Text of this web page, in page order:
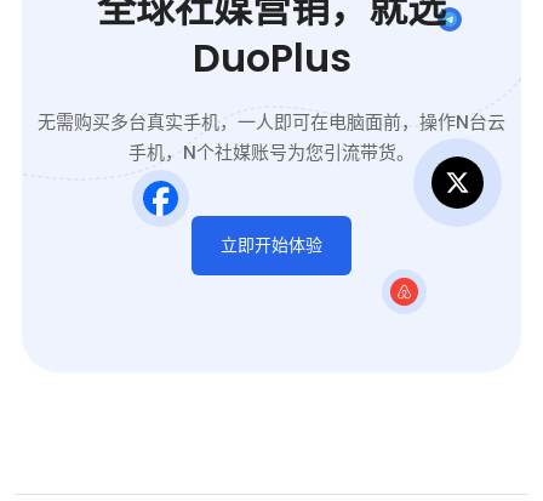
DuoPlus
无需购买多台真实手机，一人即可在电脑面前，操作N台云
手机，N个社媒账号为您引流带货。
立即开始体验